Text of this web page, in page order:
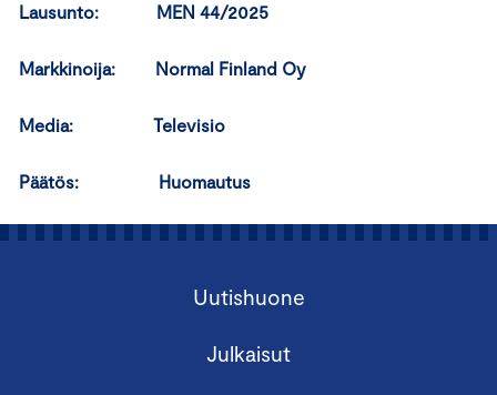
Lausunto: MEN 44/2025
Markkinoija: Normal Finland Oy
Media: Televisio
Päätös: Huomautus
Uutishuone
Julkaisut